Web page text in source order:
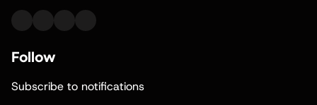
Follow
Subscribe to notifications